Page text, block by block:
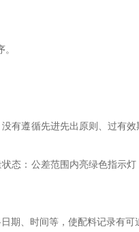
遵循先进先出原则、过有效
态：公差范围内亮绿色指示灯
、时间等，使配料记录有可